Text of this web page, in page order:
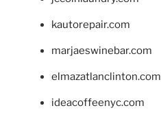
kautorepair.com
marjaeswinebar.com
elmazatlanclinton.com
ideacoffeenyc.com